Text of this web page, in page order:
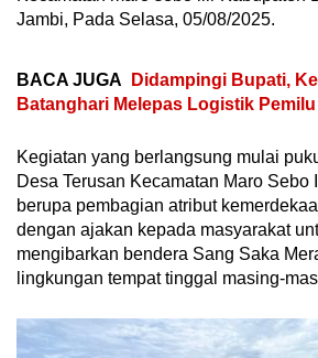
Jambi, Pada Selasa, 05/08/2025.
BACA JUGA
Didampingi Bupati,
Batanghari Melepas Logistik
Kegiatan yang berlangsung mulai
Desa Terusan Kecamatan Maro Sebo
berupa pembagian atribut
dengan ajakan kepada masyarakat
mengibarkan bendera Sang Saka
lingkungan tempat tinggal masing-